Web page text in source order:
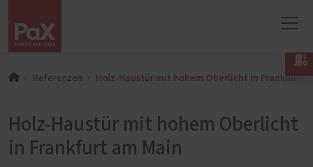
Referenzen Holz-Haustür mit hohem Oberlicht in Frankfurt
Holz-Haustür mit hohem Oberlicht
in Frankfurt am Main
